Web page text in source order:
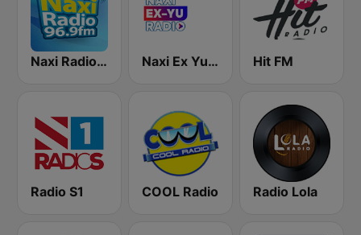
Naxi Radio 96.9 FM Naxi Ex Yu Radio Hit FM
Radio S1 COOL Radio Radio Lola